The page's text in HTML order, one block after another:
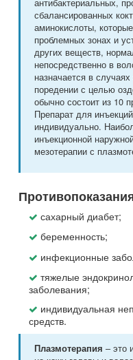
сбалансированных
аминокислоты,
проблемных зонах и
других веществ,
непосредственно в
назначается в
поредении с целью
обычно состоит из 10
Препарат для
индивидуально.
инъекционной
мезотерапии с
сахарный диабет;
беременность;
инфекционные
тяжелые
заболевания;
индивидуальная
средств.
Плазмотерапия – это